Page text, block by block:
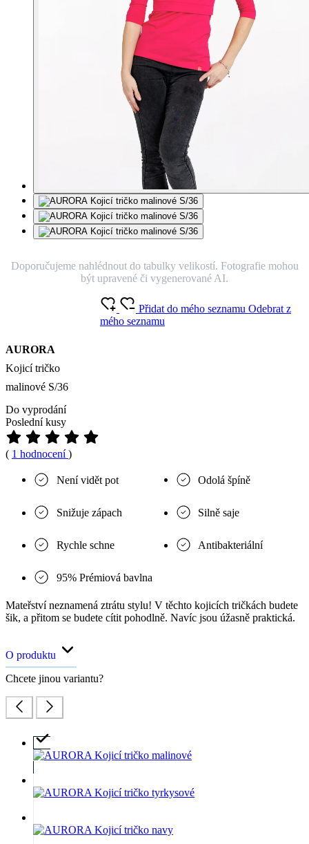
Doporučujeme nahlédnout do tabulky velikostí. Fotografie mohou
být upravené či vygenerované AI.
AURORA
Kojicí tričko
malinové S/36
Přidat do mého seznamu Odebrat z
mého seznamu
Do vyprodání
Poslední kusy
( 1 hodnocení)
Není vidět pot Odolá špíně
Snižuje zápach Silně saje
Rychle schne Antibakteriální
95% Prémiová bavlna
Mateřství neznamená ztrátu stylu! V těchto kojicích tričkách budete
šik, a přitom se budete cítit pohodlně. Navíc jsou úžasně praktická.
O produktu
Chcete jinou variantu?